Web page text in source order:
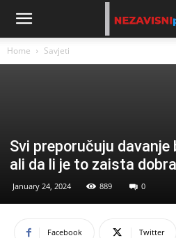
Home Savjeti
Svi preporučuju
ali da li je to zaista
January 24, 2024 889 0
Facebook Twitter